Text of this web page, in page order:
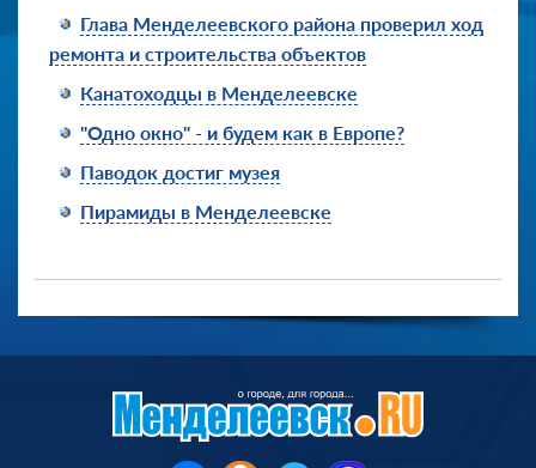
Глава Менделеевского района проверил ход
ремонта и строительства объектов
Канатоходцы в Менделеевске
"Одно окно" - и будем как в Европе?
Паводок достиг музея
Пирамиды в Менделеевске